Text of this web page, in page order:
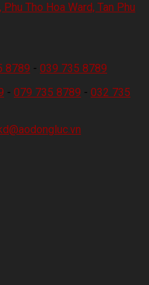
Tho Hoa Ward, Tan Phu
8789 - 039 735 8789
- 079 735 8789 - 032 735